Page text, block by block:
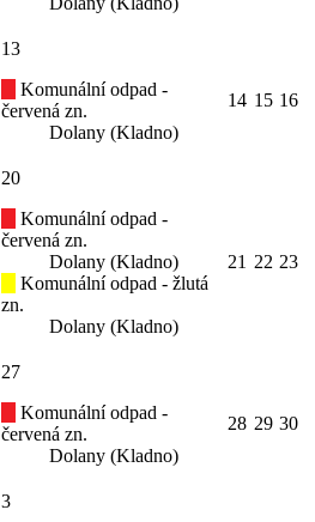
13
Komunální odpad -
červená zn.
Dolany (Kladno)
14 15 16
20
Komunální odpad -
červená zn.
Dolany (Kladno)
Komunální odpad - žlutá
zn.
Dolany (Kladno)
21 22 23
27
Komunální odpad -
červená zn.
Dolany (Kladno)
28 29 30
3